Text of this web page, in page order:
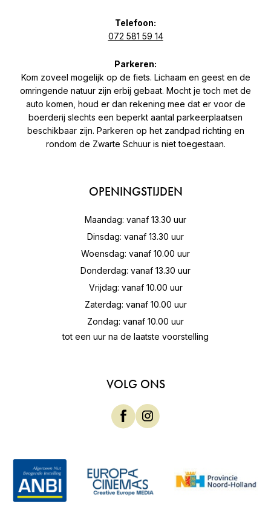
Telefoon:
072 581 59 14
Parkeren:
Kom zoveel mogelijk op de fiets. Lichaam en geest en de
omringende natuur zijn erbij gebaat. Mocht je toch met de
auto komen, houd er dan rekening mee dat er voor de
boerderij slechts een beperkt aantal parkeerplaatsen
beschikbaar zijn. Parkeren op het zandpad richting en
rondom de Zwarte Schuur is niet toegestaan.
OPENINGSTIJDEN
Maandag: vanaf 13.30 uur
Dinsdag: vanaf 13.30 uur
Woensdag: vanaf 10.00 uur
Donderdag: vanaf 13.30 uur
Vrijdag: vanaf 10.00 uur
Zaterdag: vanaf 10.00 uur
Zondag: vanaf 10.00 uur
tot een uur na de laatste voorstelling
VOLG ONS